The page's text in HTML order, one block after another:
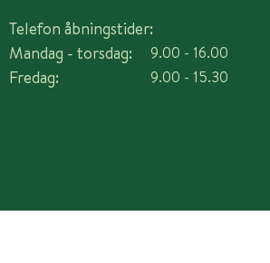
Telefon åbningstider:
Mandag - torsdag:
Fredag:
9.00 - 16.00
9.00 - 15.30